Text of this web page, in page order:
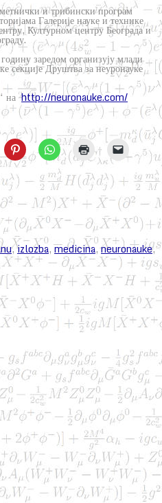
и трибински програм
Галерије науке и технике
Културном центру Београда и
заредом организују млади
секције Друштва за неуронауке
наhttp://neuronauke.com/
,izlozba,medicina,neuronauke,